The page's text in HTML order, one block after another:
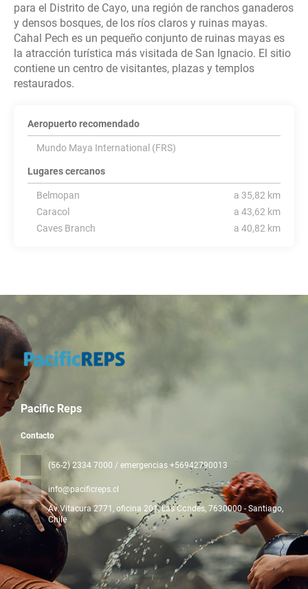
para el Distrito de Cayo, una región de ranchos ganaderos
y densos bosques, de los ríos claros y ruinas mayas.
Cahal Pech es un pequeño conjunto de ruinas mayas es
la atracción turística más visitada de San Ignacio. El sitio
contiene un centro de visitantes, plazas y templos
Aeropuerto recomendado
Mundo Maya International (FRS)
Lugares cercanos
Belmopan
a 35,82 km
Caracol
a 43,62 km
Caves Branch
a 40,82 km
Pacific Reps
Contacto
(56-2) 2334 7000 / emergencias +56942790013
info@pacificreps.cl
Av Vitacura 2771, oficina 201, Las Condes, 7630000 - Santiago,
Chile